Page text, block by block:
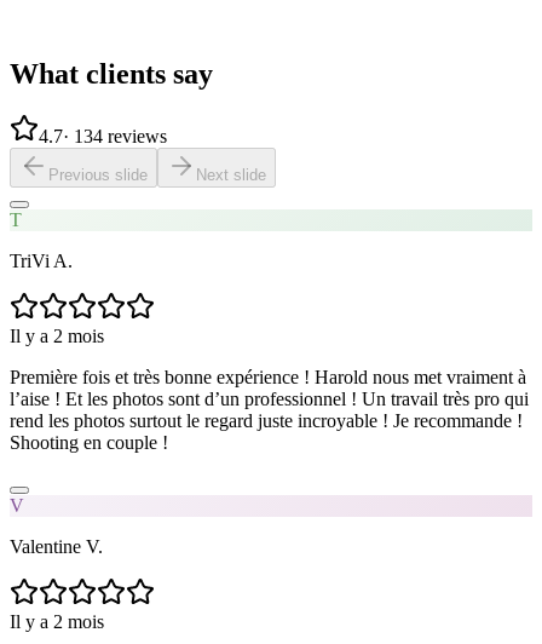
What clients say
4.7· 134 reviews
Previous slide Next slide
T
TriVi A.
Il y a 2 mois
Première fois et très bonne expérience ! Harold nous met vraiment à
l’aise ! Et les photos sont d’un professionnel ! Un travail très pro qui
rend les photos surtout le regard juste incroyable ! Je recommande !
Shooting en couple !
V
Valentine V.
Il y a 2 mois